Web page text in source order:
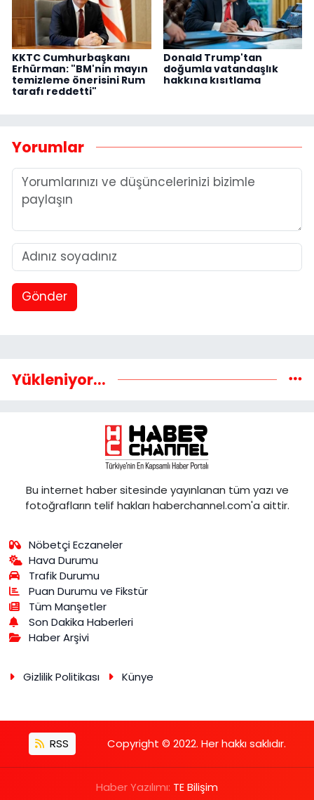
KKTC Cumhurbaşkanı
Erhürman: "BM'nin mayın
temizleme önerisini Rum
tarafı reddetti"
Donald Trump'tan
doğumla vatandaşlık
hakkına kısıtlama
Yorumlar
Gönder
Yükleniyor...
Bu internet haber sitesinde yayınlanan tüm yazı ve
fotoğrafların telif hakları haberchannel.com'a aittir.
Nöbetçi Eczaneler
Hava Durumu
Trafik Durumu
Puan Durumu ve Fikstür
Tüm Manşetler
Son Dakika Haberleri
Haber Arşivi
Gizlilik Politikası Künye
RSS Copyright © 2022. Her hakkı saklıdır.
Haber Yazılımı: TE Bilişim